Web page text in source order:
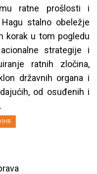
da odustanu
i poricanja
činjenica
ratne prošlosti i
stalno obeležje
korak u tom pogledu
strategije i
ratnih zločina,
državnih organa i
od osuđenih i